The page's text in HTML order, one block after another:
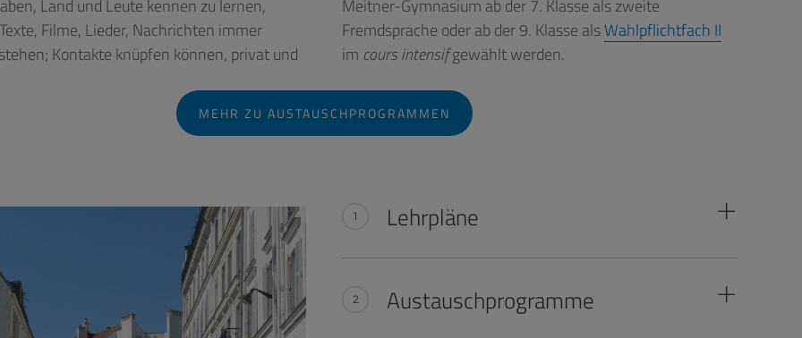
Land und Leute kennen zu lernen,
Filme, Lieder, Nachrichten immer
Kontakte knüpfen können, privat und
ab der 7. Klasse als zweite
Fremdsprache oder ab der 9. Klasse alsWahlpflichtfach II
im cours intensifgewählt werden.
MEHR ZU AUSTAUSCHPROGRAMMEN
Lehrpläne
Austauschprogramme